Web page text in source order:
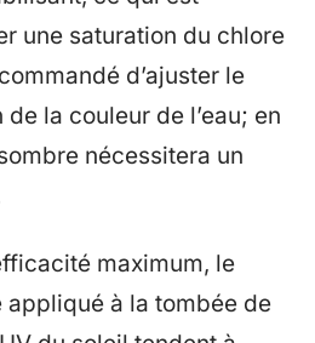
une saturation du chlore
d’ajuster le
la couleur de l’eau; en
nécessitera un
maximum, le
à la tombée de